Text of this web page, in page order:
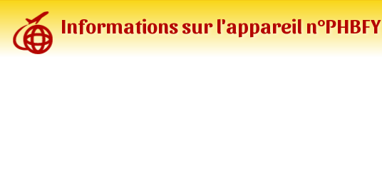
Informations sur l'appareil n°PHBFY